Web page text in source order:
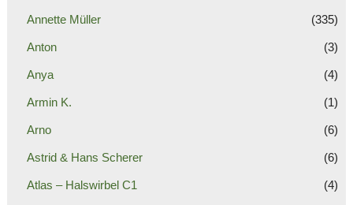
Annette Müller (335)
Anton (3)
Anya (4)
Armin K. (1)
Arno (6)
Astrid & Hans Scherer (6)
Atlas – Halswirbel C1 (4)